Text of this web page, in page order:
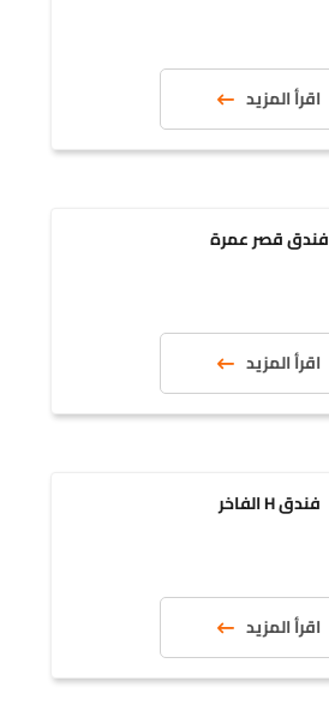
اقرأ المزيد
فندق قصر عمرة
اقرأ المزيد
فندق H الفاخر
اقرأ المزيد